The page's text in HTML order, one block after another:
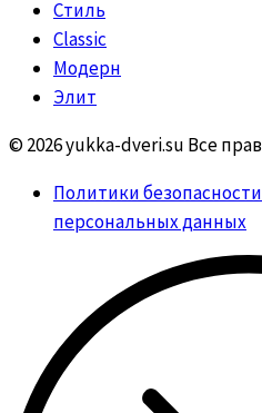
Стиль
Classic
Модерн
Элит
© 2026 yukka-dveri.su Все
Политики
персональных данных